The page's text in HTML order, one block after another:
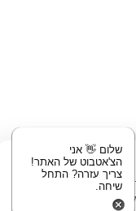
חווית הגלישה שלך.
שלום 👋 אני
הצ'אטבוט של האתר!
צריך עזרה? התחל
שיחה.